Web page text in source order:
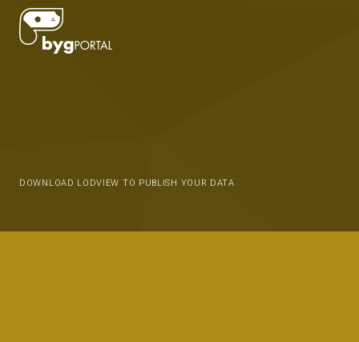
DOWNLOAD LODVIEW TO PUBLISH YOUR DATA